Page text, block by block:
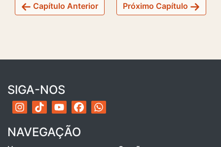
Capítulo Anterior Próximo Capítulo
SIGA-NOS
NAVEGAÇÃO